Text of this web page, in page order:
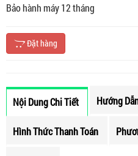
Bảo hành máy 12 tháng
Đặt hàng
Nội Dung Chi Tiết Hướng
Hình Thức Thanh Toán